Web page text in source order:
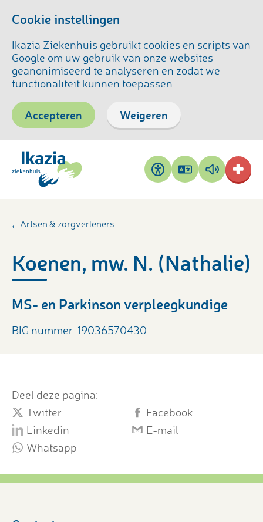
Cookie instellingen
Ikazia Ziekenhuis gebruikt cookies en scripts van
Google om uw gebruik van onze websites
geanonimiseerd te analyseren en zodat we
functionaliteit kunnen toepassen
Accepteren Weigeren
Toegankelijkheid
Pagina
vertalen
Pagina
voorlezen
Artsen & zorgverleners
Koenen, mw. N. (Nathalie)
MS- en Parkinson verpleegkundige
BIG nummer: 19036570430
Deel deze pagina:
Twitter
Facebook
Linkedin
E-mail
Whatsapp